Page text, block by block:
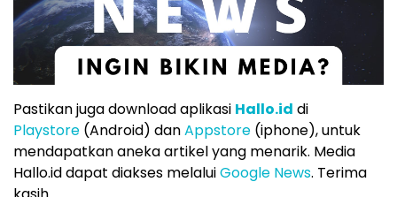
Pastikan juga download aplikasi Hallo.id di
Playstore (Android) danAppstore (iphone), untuk
mendapatkan aneka artikel yang menarik. Media
Hallo.id dapat diakses melaluiGoogle News. Terima